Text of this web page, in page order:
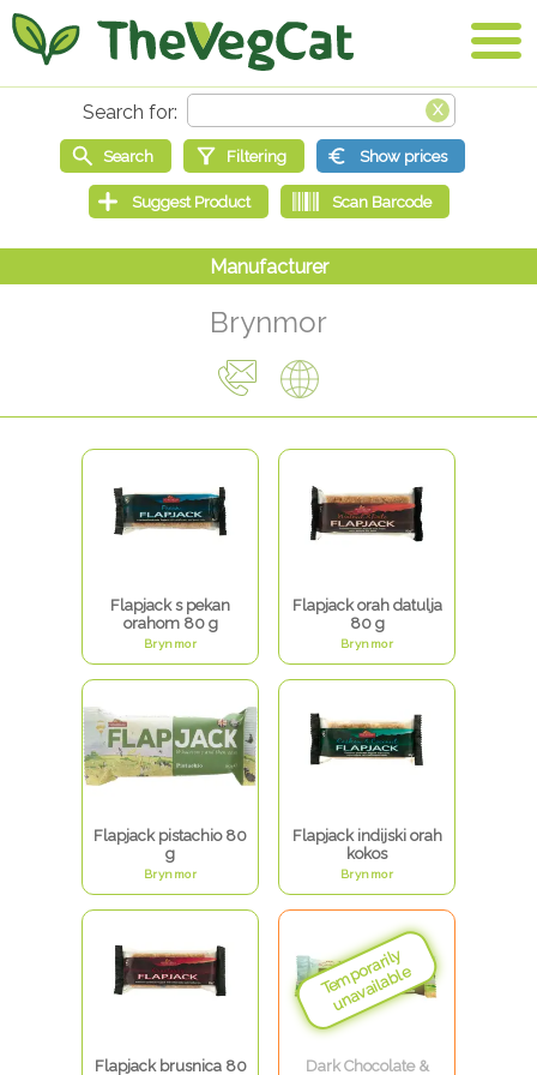
Brynmor
Flapjack s pekan
orahom 80 g
Brynmor
Flapjack orah datulja
80 g
Brynmor
Flapjack pistachio 80
g
Brynmor
Flapjack indijski orah
kokos
Brynmor
Flapjack brusnica 80 Dark Chocolate &